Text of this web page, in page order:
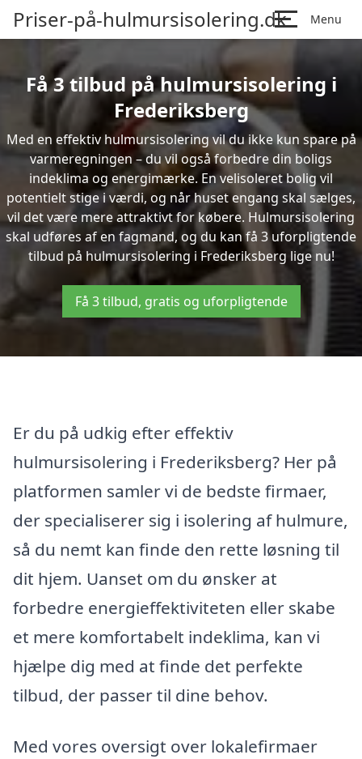
Priser-på-hulmursisolering.dk Menu
Få 3 tilbud på hulmursisolering i
Frederiksberg
Med en effektiv hulmursisolering vil du ikke kun spare på
varmeregningen – du vil også forbedre din boligs
indeklima og energimærke. En velisoleret bolig vil
potentielt stige i værdi, og når huset engang skal sælges,
vil det være mere attraktivt for købere. Hulmursisolering
skal udføres af en fagmand, og du kan få 3 uforpligtende
tilbud på hulmursisolering i Frederiksberg lige nu!
Få 3 tilbud, gratis og uforpligtende
Er du på udkig efter effektiv
hulmursisolering i Frederiksberg? Her på
platformen samler vi de bedste firmaer,
der specialiserer sig i isolering af hulmure,
så du nemt kan finde den rette løsning til
dit hjem. Uanset om du ønsker at
forbedre energieffektiviteten eller skabe
et mere komfortabelt indeklima, kan vi
hjælpe dig med at finde det perfekte
tilbud, der passer til dine behov.
Med vores oversigt over lokalefirmaer